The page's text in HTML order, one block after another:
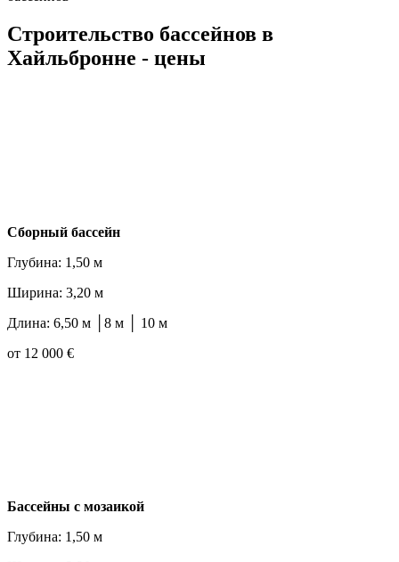
Строительство бассейнов в
Хайльбронне - цены
Cборный бассейн
Глубина: 1,50 м
Ширина: 3,20 м
Длина: 6,50 м │8 м │ 10 м
от 12 000 €
Бассейны с мозаикой
Глубина: 1,50 м